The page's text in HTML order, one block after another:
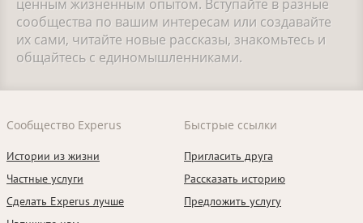
ценным жизненным опытом. Вступайте в разные
сообщества по вашим интересам или создавайте
их сами, читайте новые рассказы, знакомьтесь и
общайтесь с единомышленниками.
Сообщество Experus
Истории из жизни
Частные услуги
Сделать Experus лучше
Быстрые ссылки
Пригласить друга
Рассказать историю
Предложить услугу